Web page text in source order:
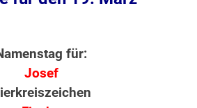
für:
Josef